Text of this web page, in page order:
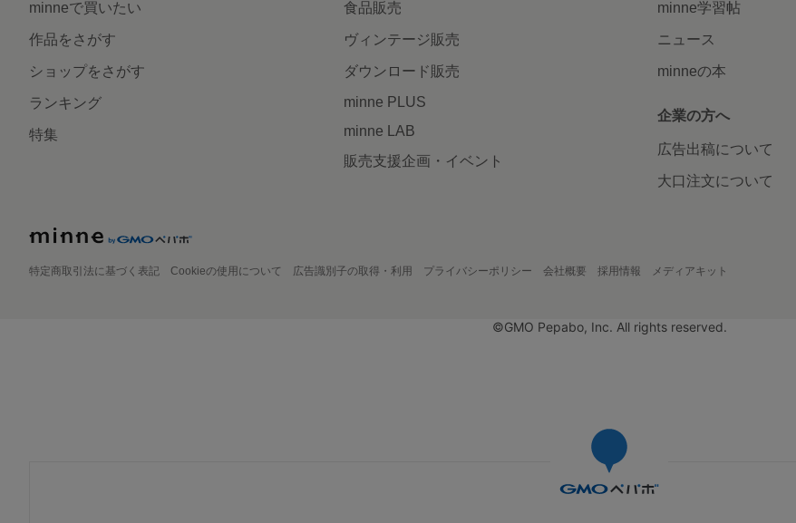
minneで買いたい
作品をさがす
ショップをさがす
ランキング
特集
食品販売
ヴィンテージ販売
ダウンロード販売
minne PLUS
minne LAB
販売支援企画・イベント
minne学習帖
ニュース
minneの本
企業の方へ
広告出稿について
大口注文について
特定商取引法に基づく表記 Cookieの使用について 広告識別子の取得・利用 プライバシーポリシー 会社概要 採用情報 メディアキット
©GMO Pepabo, Inc. All rights reserved.